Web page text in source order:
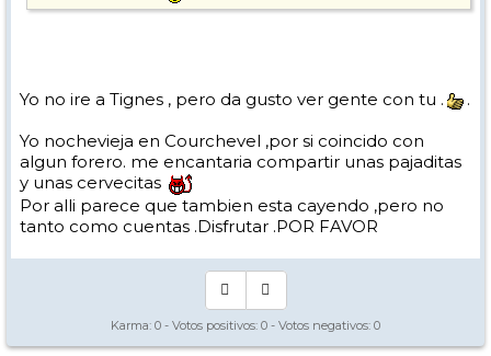
Yo no ire a Tignes , pero da gusto ver gente con tu .
.
Yo nochevieja en Courchevel ,por si coincido con
algun forero. me encantaria compartir unas pajaditas
y unas cervecitas
Por alli parece que tambien esta cayendo ,pero no
tanto como cuentas .Disfrutar .POR FAVOR
Karma: 0 - Votos positivos: 0 - Votos negativos: 0